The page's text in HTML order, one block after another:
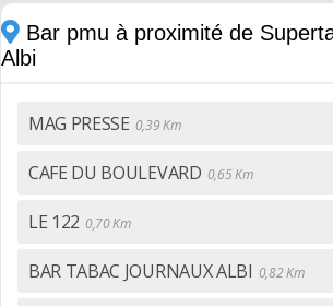
Bar pmu à proximité de
Albi
MAG PRESSE 0,39 Km
CAFE DU BOULEVARD 0,65 Km
LE 122 0,70 Km
BAR TABAC JOURNAUX ALBI 0,82 Km